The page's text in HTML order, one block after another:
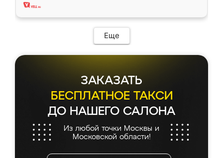
Еще
ЗАКАЗАТЬ
БЕСПЛАТНОЕ ТАКСИ
ДО НАШЕГО САЛОНА
Из любой точки Москвы и
Московской области!